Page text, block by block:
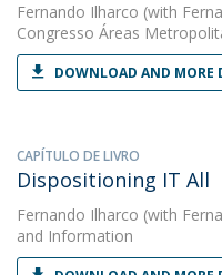
Fernando Ilharco (with
Congresso Áreas
DOWNLOAD AND MORE
CAPÍTULO DE LIVRO
Dispositioning IT All
Fernando Ilharco (with
and Information